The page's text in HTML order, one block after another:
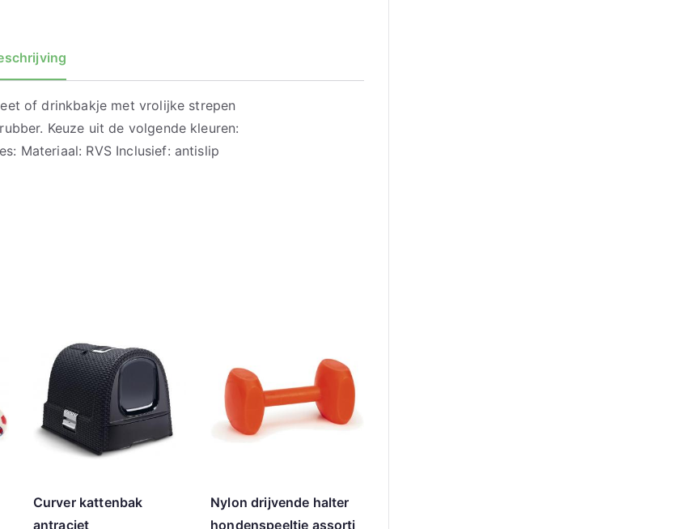
of drinkbakje met vrolijke strepen
Keuze uit de volgende kleuren:
Materiaal: RVS Inclusief: antislip
Curver kattenbak
antraciet
Nylon drijvende halter
hondenspeeltje assorti